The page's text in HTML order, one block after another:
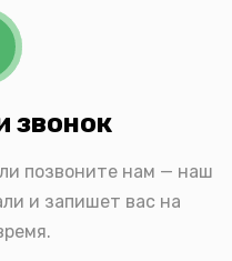
звонок
позвоните нам — наш
и запишет вас на